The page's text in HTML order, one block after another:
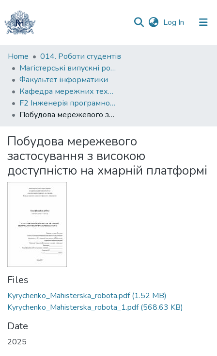
Log In (current)
Communities
&
Collections
All of DSpace
Home
014. Роботи студентів
Магістерські випускні роботи
Факультет інформатики
Кафедра мережних технологій
F2 Інженерія програмного забезпечення
Побудова мережевого застосування з високою доступністю на хмарній платформі
Побудова мережевого
застосування з високою
доступністю на хмарній платформі
Files
Kyrychenko_Mahisterska_robota.pdf(1.52 MB)
Kyrychenko_Mahisterska_robota_1.pdf(568.63 KB)
Date
2025